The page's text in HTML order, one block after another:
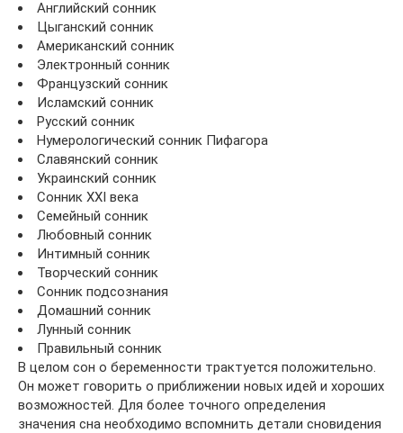
Английский сонник
Цыганский сонник
Американский сонник
Электронный сонник
Французский сонник
Исламский сонник
Русский сонник
Нумерологический сонник Пифагора
Славянский сонник
Украинский сонник
Сонник XXI века
Семейный сонник
Любовный сонник
Интимный сонник
Творческий сонник
Сонник подсознания
Домашний сонник
Лунный сонник
Правильный сонник
В целом сон о беременности трактуется положительно.
Он может говорить о приближении новых идей и хороших
возможностей. Для более точного определения
значения сна необходимо вспомнить детали сновидения